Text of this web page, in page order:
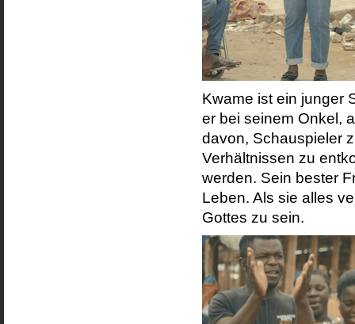
Kwame ist ein junger
er bei seinem Onkel,
davon, Schauspieler
Verhältnissen zu
werden. Sein bester
Leben. Als sie alles
Gottes zu sein.